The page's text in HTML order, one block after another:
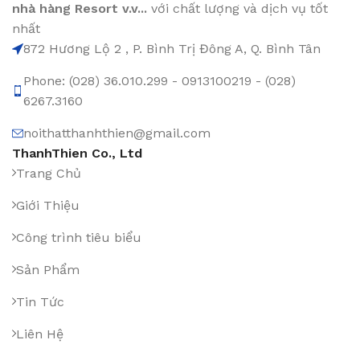
nhà hàng Resort v.v... với chất lượng và dịch vụ tốt
nhất
872 Hương Lộ 2 , P. Bình Trị Đông A, Q. Bình Tân
Phone: (028) 36.010.299 - 0913100219 - (028)
6267.3160
noithatthanhthien@gmail.com
ThanhThien Co., Ltd
Trang Chủ
Giới Thiệu
Công trình tiêu biểu
Sản Phẩm
Tin Tức
Liên Hệ